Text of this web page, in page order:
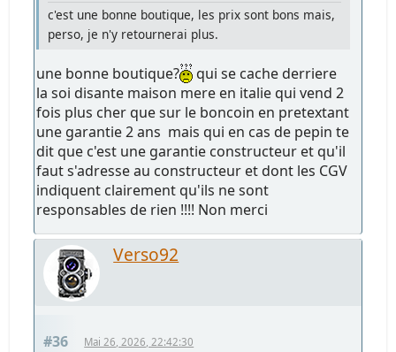
c'est une bonne boutique, les prix sont bons mais,
perso, je n'y retournerai plus.
une bonne boutique?
qui se cache derriere
la soi disante maison mere en italie qui vend 2
fois plus cher que sur le boncoin en pretextant
une garantie 2 ans mais qui en cas de pepin te
dit que c'est une garantie constructeur et qu'il
faut s'adresse au constructeur et dont les CGV
indiquent clairement qu'ils ne sont
responsables de rien !!!! Non merci
Verso92
#36 Mai 26, 2026, 22:42:30